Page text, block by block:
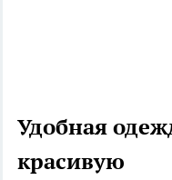
Удобная
красивую